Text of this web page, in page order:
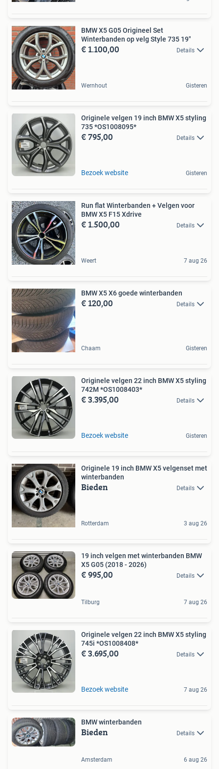
BMW X5 G05 Origineel Set
Winterbanden op velg Style 735 19"
€ 1.100,00 Details
Wernhout Gisteren
Originele velgen 19 inch BMW X5 styling
735 *OS1008095*
€ 795,00 Details
Bezoek website Gisteren
Run flat Winterbanden + Velgen voor
BMW X5 F15 Xdrive
€ 1.500,00 Details
Weert 7 aug 26
BMW X5 X6 goede winterbanden
€ 120,00 Details
Chaam Gisteren
Originele velgen 22 inch BMW X5 styling
742M *OS1008403*
€ 3.395,00 Details
Bezoek website Gisteren
Originele 19 inch BMW X5 velgenset met
winterbanden
Bieden Details
Rotterdam 3 aug 26
19 inch velgen met winterbanden BMW
X5 G05 (2018 - 2026)
€ 995,00 Details
Tilburg 7 aug 26
Originele velgen 22 inch BMW X5 styling
745i *OS1008408*
€ 3.695,00 Details
Bezoek website 7 aug 26
BMW winterbanden
Bieden Details
Amsterdam 6 aug 26